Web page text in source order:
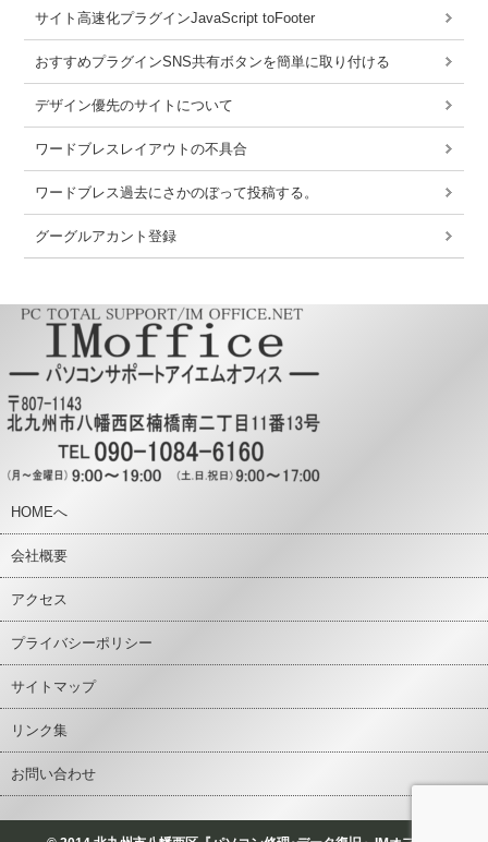
サイト高速化プラグインJavaScript toFooter
おすすめプラグインSNS共有ボタンを簡単に取り付ける
デザイン優先のサイトについて
ワードブレスレイアウトの不具合
ワードブレス過去にさかのぼって投稿する。
グーグルアカント登録
HOMEへ
会社概要
アクセス
プライバシーポリシー
サイトマップ
リンク集
お問い合わせ